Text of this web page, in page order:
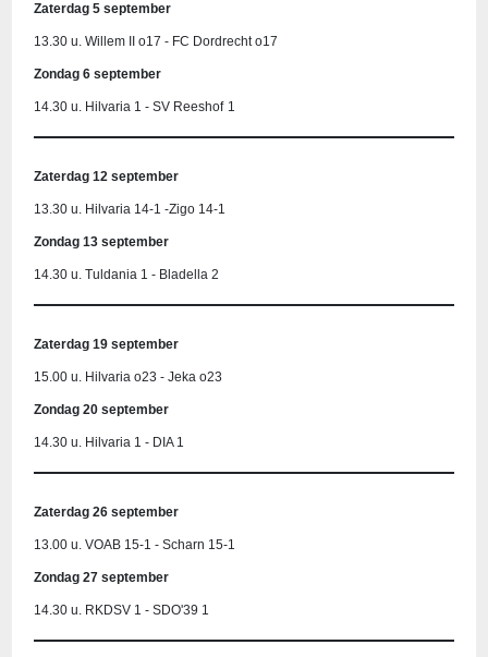
Zaterdag 5 september
13.30 u. Willem II o17 - FC Dordrecht o17
Zondag 6 september
14.30 u. Hilvaria 1 - SV Reeshof 1
Zaterdag 12 september
13.30 u. Hilvaria 14-1 -Zigo 14-1
Zondag 13 september
14.30 u. Tuldania 1 - Bladella 2
Zaterdag 19 september
15.00 u. Hilvaria o23 - Jeka o23
Zondag 20 september
14.30 u. Hilvaria 1 - DIA 1
Zaterdag 26 september
13.00 u. VOAB 15-1 - Scharn 15-1
Zondag 27 september
14.30 u. RKDSV 1 - SDO'39 1